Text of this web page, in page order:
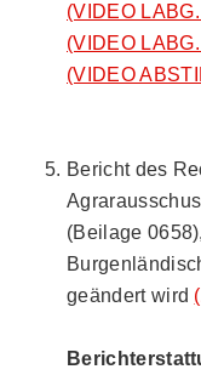
(VIDEO
(VIDEO
(VIDEO
Bericht des
(Beilage
geändert wird